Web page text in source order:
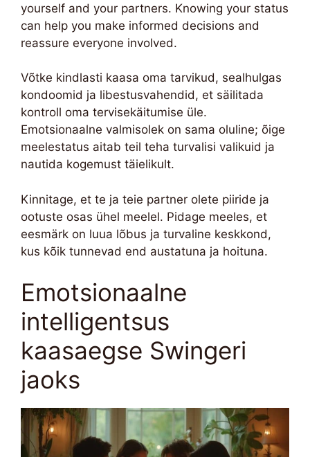
yourself and your partners. Knowing your status
can help you make informed decisions and
reassure everyone involved.
Võtke kindlasti kaasa oma tarvikud, sealhulgas
kondoomid ja libestusvahendid, et säilitada
kontroll oma tervisekäitumise üle.
Emotsionaalne valmisolek on sama oluline; õige
meelestatus aitab teil teha turvalisi valikuid ja
nautida kogemust täielikult.
Kinnitage, et te ja teie partner olete piiride ja
ootuste osas ühel meelel. Pidage meeles, et
eesmärk on luua lõbus ja turvaline keskkond,
kus kõik tunnevad end austatuna ja hoituna.
Emotsionaalne
intelligentsus
kaasaegse Swingeri
jaoks